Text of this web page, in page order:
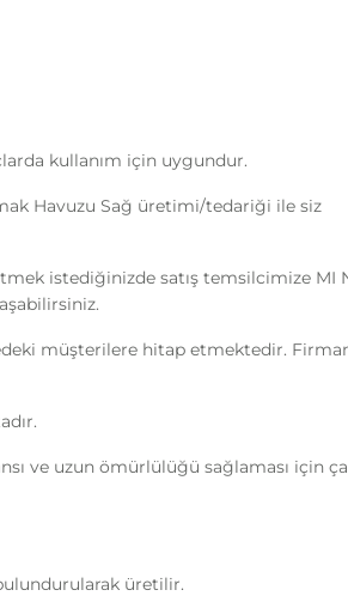
kullanım için uygundur.
Havuzu Sağ üretimi/tedariği ile siz
istediğinizde satış temsilcimize MI
müşterilere hitap etmektedir.
ve uzun ömürlülüğü sağlaması için
üretilir.